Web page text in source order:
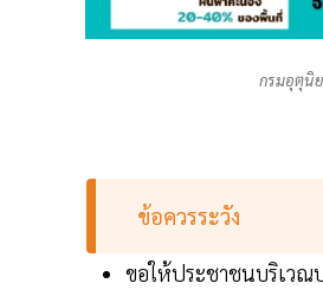
กรมอุตุนิ
ข้อควรระวัง
ขอให้ประชาชนบริเวณ